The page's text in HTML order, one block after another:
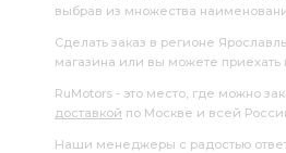
выбрав из множества
Сделать заказ в регионе
магазина или вы можете
RuMotors - это место, где можно
доставкой по Москве и всей
Наши менеджеры с радостью